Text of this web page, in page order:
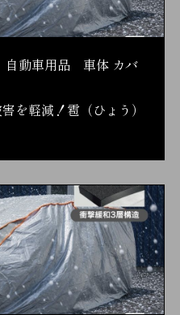
自動車用品 車体 カバ
を軽減！雹（ひょう）